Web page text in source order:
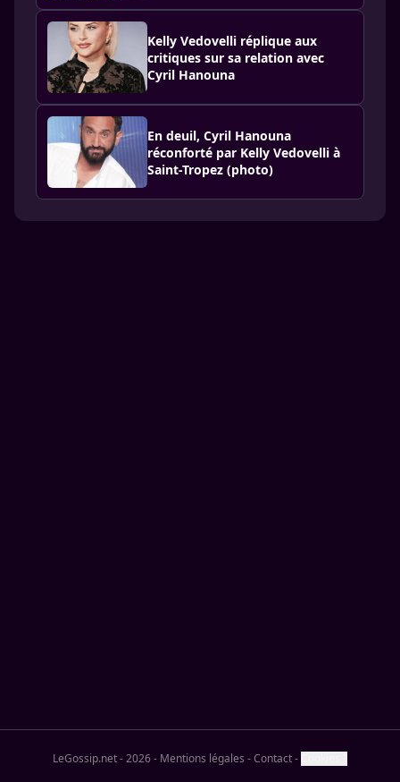
Kelly Vedovelli réplique aux
critiques sur sa relation avec
Cyril Hanouna
En deuil, Cyril Hanouna
réconforté par Kelly Vedovelli à
Saint-Tropez (photo)
LeGossip.net - 2026- Mentions légales -Contact-